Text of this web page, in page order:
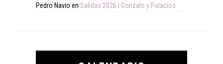
Pedro Navio en Salidas 2026 | Gonzalo y Palacios